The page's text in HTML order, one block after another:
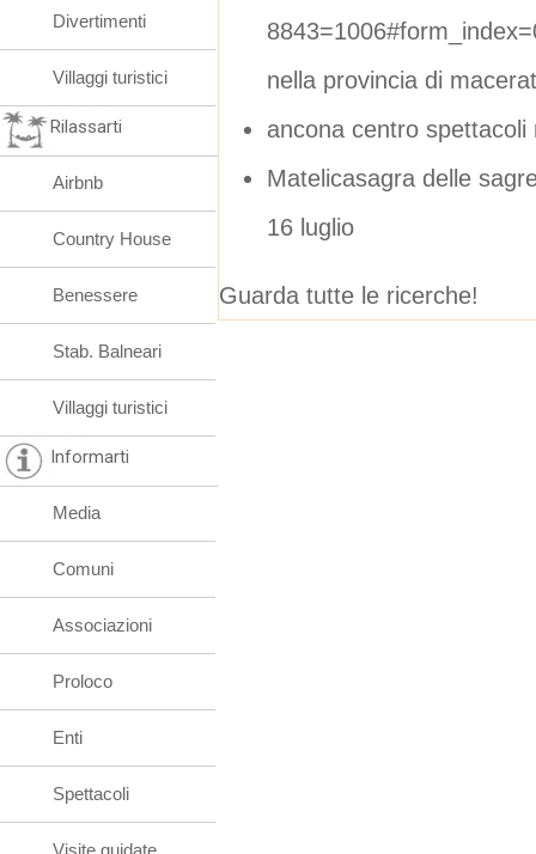
nella provincia di
ancona centro spettacoli
Matelicasagra delle
16 luglio
Guarda tutte le ricerche!
Divertimenti
Villaggi turistici
Rilassarti
Airbnb
Country House
Benessere
Stab. Balneari
Villaggi turistici
Informarti
Media
Comuni
Associazioni
Proloco
Enti
Spettacoli
Visite guidate